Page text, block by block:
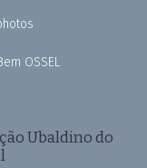
OSSEL
Ubaldino do